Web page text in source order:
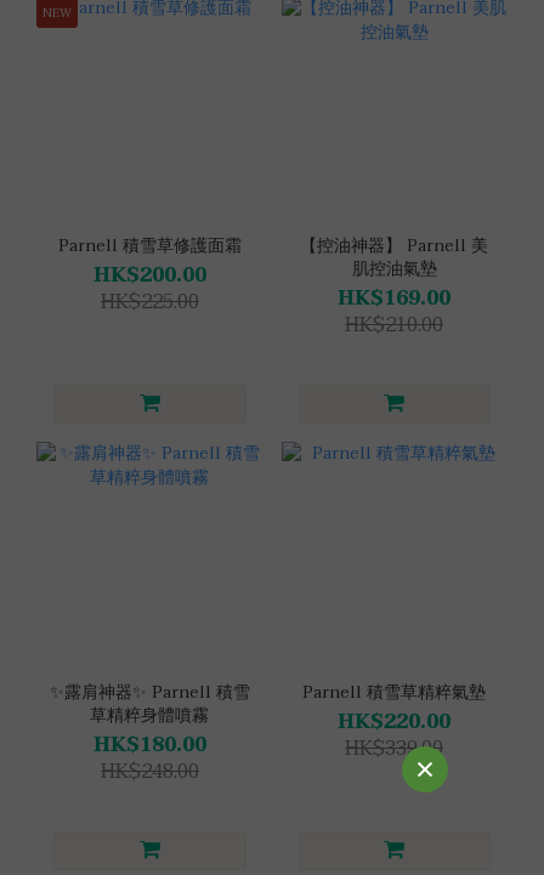
NEW
Parnell 積雪草修護面霜
HK$200.00
HK$225.00
【控油神器】 Parnell 美
肌控油氣墊
HK$169.00
HK$210.00
✨露肩神器✨ Parnell 積雪
草精粹身體噴霧
HK$180.00
HK$248.00
Parnell 積雪草精粹氣墊
HK$220.00
HK$339.00